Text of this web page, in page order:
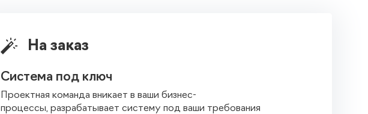
 На заказ
Система под ключ
Проектная команда вникает в ваши бизнес-
процессы, разрабатывает систему под ваши требования